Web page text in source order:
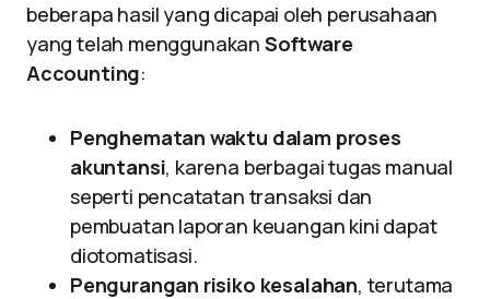
beberapa hasil yang dicapai oleh perusahaan
yang telah menggunakan Software
Accounting:
Penghematan waktu dalam proses
akuntansi, karena berbagai tugas manual
seperti pencatatan transaksi dan
pembuatan laporan keuangan kini dapat
diotomatisasi.
Pengurangan risiko kesalahan, terutama